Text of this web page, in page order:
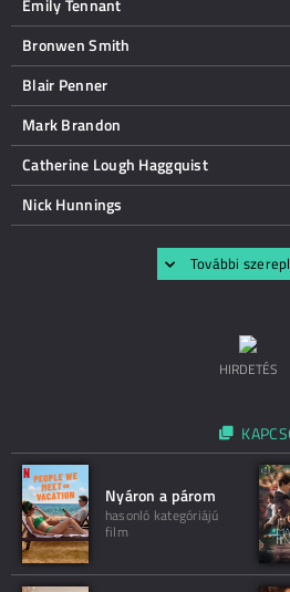
Emily Tennant
Bronwen Smith
Blair Penner
Mark Brandon
Catherine Lough Haggquist
Nick Hunnings
További
HIRDETÉS
Nyáron a párom
hasonló kategóriájú
film